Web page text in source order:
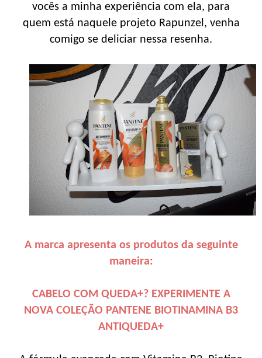
vocês a minha experiência com ela, para
quem está naquele projeto Rapunzel, venha
comigo se deliciar nessa resenha.
A marca apresenta os produtos da seguinte
maneira:
CABELO COM QUEDA+? EXPERIMENTE A
NOVA COLEÇÃO PANTENE BIOTINAMINA B3
ANTIQUEDA+